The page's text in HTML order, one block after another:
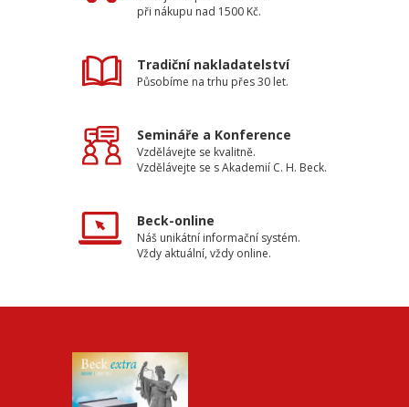
při nákupu nad 1500 Kč.
Tradiční nakladatelství
Působíme na trhu přes 30 let.
Semináře a Konference
Vzdělávejte se kvalitně.
Vzdělávejte se s Akademií C. H. Beck.
Beck-online
Náš unikátní informační systém.
Vždy aktuální, vždy online.